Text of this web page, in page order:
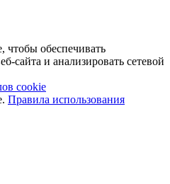
обеспечивать
сайта и анализировать сетевой
cookie
Правила использования